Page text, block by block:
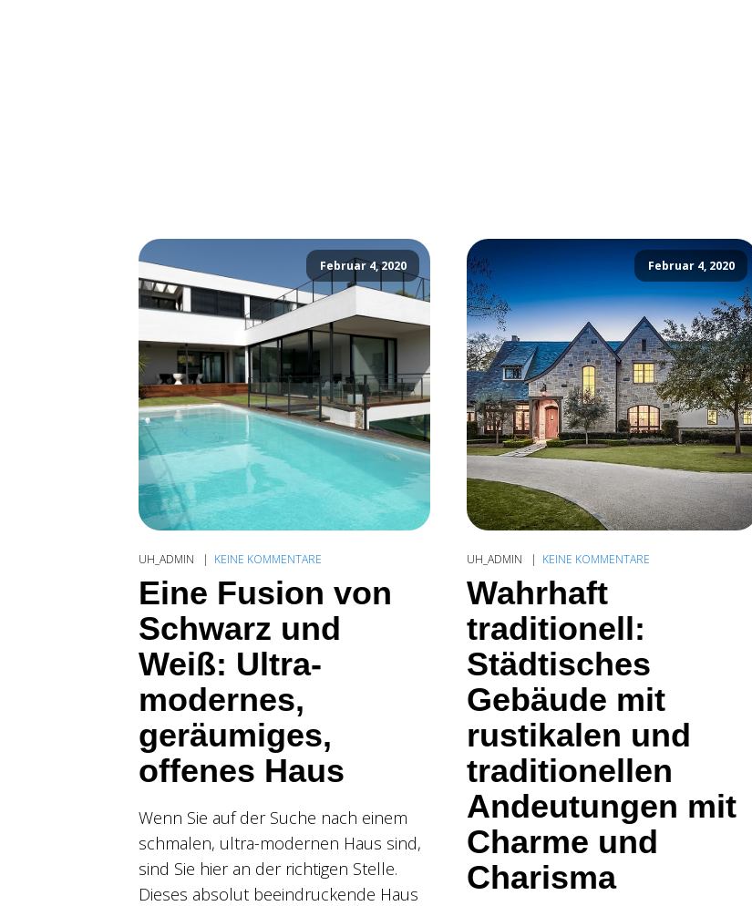
Februar 4, 2020
UH_ADMIN KEINE KOMMENTARE
Eine Fusion von
Schwarz und
Weiß: Ultra-
modernes,
geräumiges,
offenes Haus
Wenn Sie auf der Suche nach einem
schmalen, ultra-modernen Haus sind,
sind Sie hier an der richtigen Stelle.
Dieses absolut beeindruckende Haus
Februar 4, 2020
UH_ADMIN KEINE KOMMENTARE
Wahrhaft
traditionell:
Städtisches
Gebäude mit
rustikalen und
traditionellen
Andeutungen mit
Charme und
Charisma